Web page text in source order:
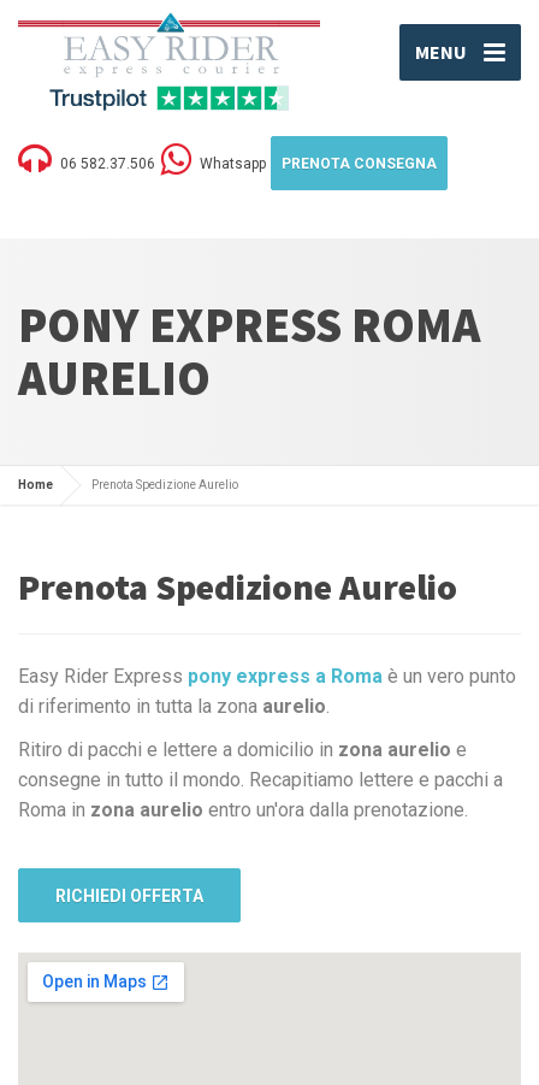
MENU
06 582.37.506 Whatsapp PRENOTA CONSEGNA
PONY EXPRESS ROMA
AURELIO
Home Prenota Spedizione Aurelio
Prenota Spedizione Aurelio
Easy Rider Express pony express a Roma è un vero punto
di riferimento in tutta la zona aurelio.
Ritiro di pacchi e lettere a domicilio in zona aurelio e
consegne in tutto il mondo. Recapitiamo lettere e pacchi a
Roma in zona aurelio entro un'ora dalla prenotazione.
RICHIEDI OFFERTA